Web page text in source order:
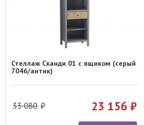
Стеллаж Сканди 01 с ящиком (серый
7046/антик)
33 080 23 156